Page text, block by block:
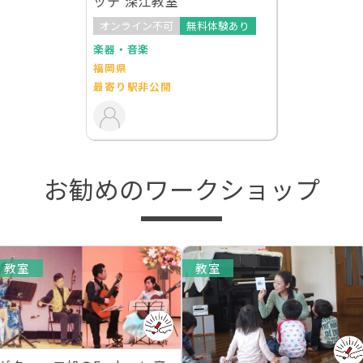
オンライン不可
無料体験あり
楽器・音楽
福岡県
最寄り駅非公開
お勧めのワークショップ
教室 教室